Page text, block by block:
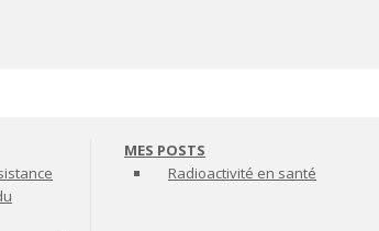
MES POSTS
Radioactivité en santé